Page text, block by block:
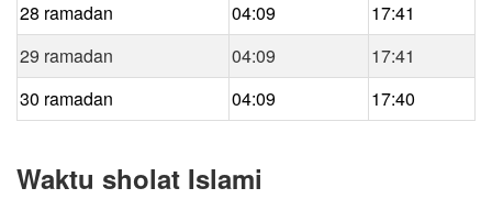
28 ramadan
04:09
17:41
29 ramadan
04:09
17:41
30 ramadan
04:09 17:40
Waktu sholat Islami